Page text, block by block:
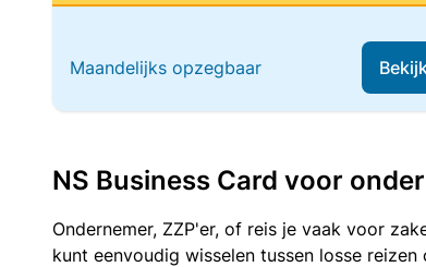
Maandelijks opzegbaar
NS Business Card voor
Ondernemer, ZZP'er, of reis je vaak voor
kunt eenvoudig wisselen tussen losse